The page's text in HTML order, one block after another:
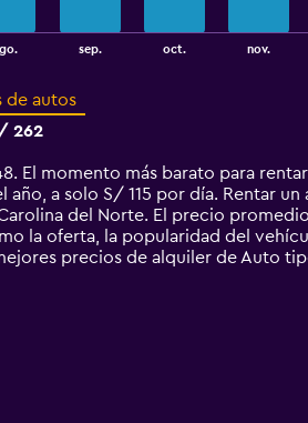
sep. oct. nov.
de autos
262
El momento más barato para
a solo S/ 115 por día. Rentar
del Norte. El precio
la oferta, la popularidad del
precios de alquiler de Auto